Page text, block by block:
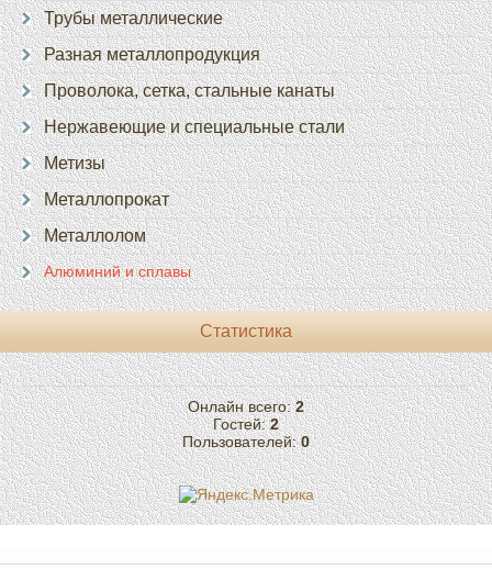
Трубы металлические
Разная металлопродукция
Проволока, сетка, стальные канаты
Нержавеющие и специальные стали
Метизы
Металлопрокат
Металлолом
Алюминий и сплавы
Статистика
Онлайн всего:2
Гостей:2
Пользователей:0